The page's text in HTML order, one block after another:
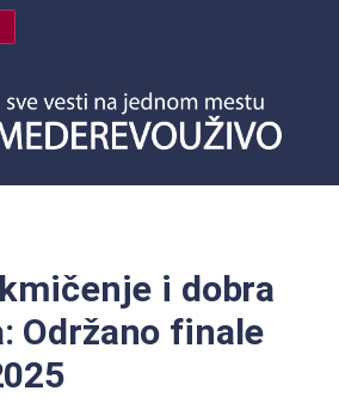
i dobra
Održano finale